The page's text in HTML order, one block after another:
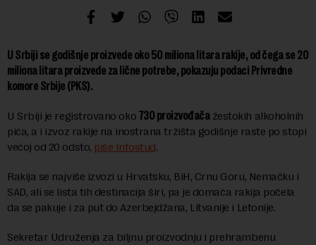
U Srbiji se godišnje proizvede oko 50 miliona litara rakije, od čega se 20
miliona litara proizvede za lične potrebe, pokazuju podaci Privredne
komore Srbije (PKS).
U Srbiji je registrovano oko 730 proizvođačažestokih alkoholnih
pića, a i izvoz rakije na inostrana tržišta godišnje raste po stopi
većoj od 20 odsto, piše Infostud.
Rakija se najviše izvozi u Hrvatsku, BiH, Crnu Goru, Nemačku i
SAD, ali se lista tih destinacija širi, pa je domaća rakija počela
da se pakuje i za put do Azerbejdžana, Litvanije i Letonije.
Sekretar Udruženja za biljnu proizvodnju i prehrambenu